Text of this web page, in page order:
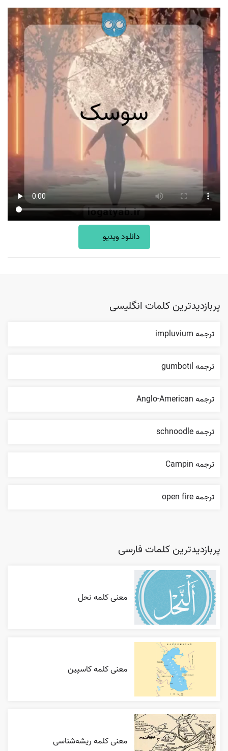
دانلود ویدیو
پربازدیدترین کلمات انگلیسی
ترجمه impluvium
ترجمه gumbotil
ترجمه Anglo-American
ترجمه schnoodle
ترجمه Campin
ترجمه open fire
پربازدیدترین کلمات فارسی
معنی کلمه نحل
معنی کلمه کاسپین
معنی کلمه ریشه‌شناسی